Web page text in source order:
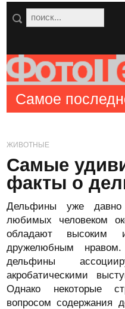
Самое
ЖИВОТНЫЕ
Самые
факты о
Дельфины уже
любимых человеком
обладают высоким
дружелюбным
дельфины
акробатическими
Однако некоторые
вопросом содержания